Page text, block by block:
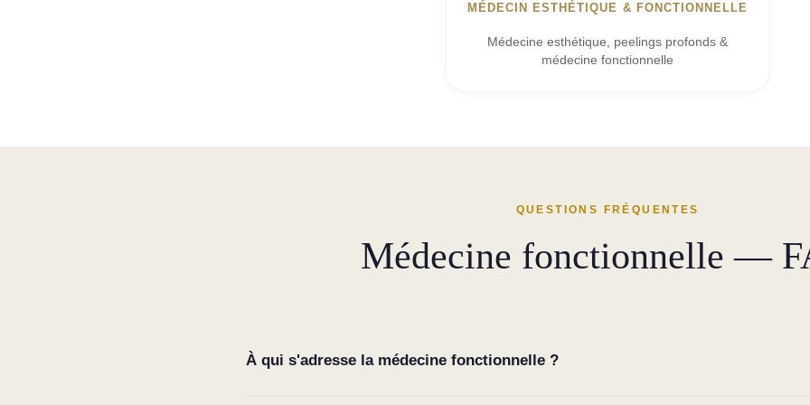
MÉDECIN ESTHÉTIQUE & FONCTIONNELLE
Médecine esthétique, peelings profonds &
médecine fonctionnelle
QUESTIONS FRÉQUENTES
Médecine fonctionnelle —
À qui s'adresse la médecine fonctionnelle ?